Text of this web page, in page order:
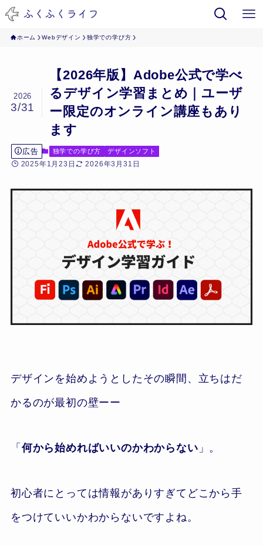
ホーム Webデザイン 独学での学び方
【2026年版】Adobe公式で学べ
るデザイン学習まとめ｜ユーザ
ー限定のオンライン講座もあり
ます
2026
3/31
広告 独学での学び方 デザインソフト
2025年1月23日 2026年3月31日
デザインを始めようとしたその瞬間、立ちはだ
かるのが最初の壁ーー
「 何から始めればいいのかわからない 」。
初心者にとっては情報がありすぎてどこから手
をつけていいかわからないですよね。